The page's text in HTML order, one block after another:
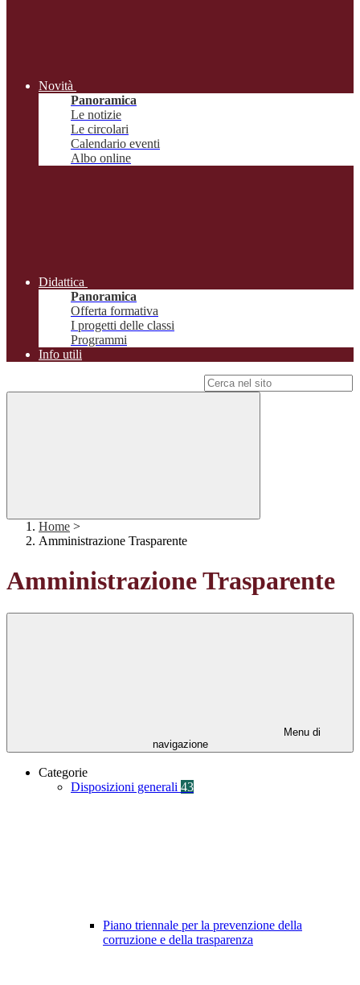
Novità
Panoramica
Le notizie
Le circolari
Calendario eventi
Albo online
Didattica
Panoramica
Offerta formativa
I progetti delle classi
Programmi
Info utili
Home >
Amministrazione Trasparente
Amministrazione Trasparente
Menu di
navigazione
Categorie
Disposizioni generali 43
Piano triennale per la prevenzione della
corruzione e della trasparenza